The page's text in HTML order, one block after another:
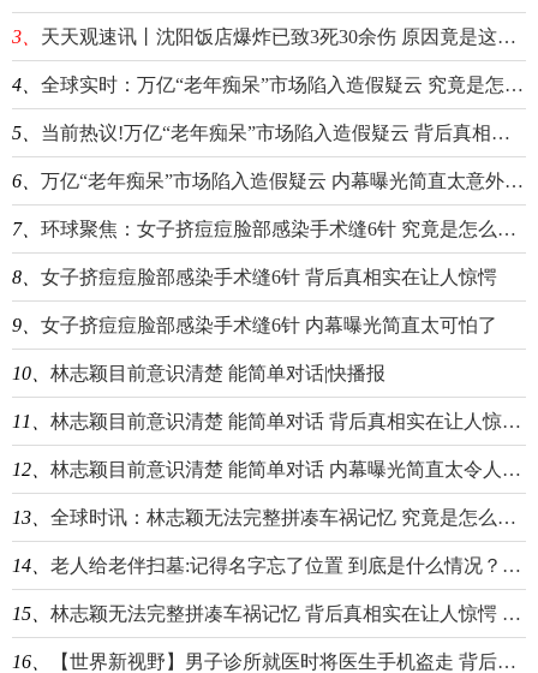
3、 天天观速讯丨沈阳饭店爆炸已致3死30余伤 原因竟是这样太惨了
4、 全球实时：万亿“老年痴呆”市场陷入造假疑云 究竟是怎么回事？
5、 当前热议!万亿“老年痴呆”市场陷入造假疑云 背后真相实在让人惊愕
6、 万亿“老年痴呆”市场陷入造假疑云 内幕曝光简直太意外了-天天看热讯
7、 环球聚焦：女子挤痘痘脸部感染手术缝6针 究竟是怎么回事？
8、 女子挤痘痘脸部感染手术缝6针 背后真相实在让人惊愕
9、 女子挤痘痘脸部感染手术缝6针 内幕曝光简直太可怕了
10、 林志颖目前意识清楚 能简单对话|快播报
11、 林志颖目前意识清楚 能简单对话 背后真相实在让人惊愕-报资讯
12、 林志颖目前意识清楚 能简单对话 内幕曝光简直太令人后怕了
13、 全球时讯：林志颖无法完整拼凑车祸记忆 究竟是怎么回事？
14、 老人给老伴扫墓:记得名字忘了位置 到底是什么情况？-当前头条
15、 林志颖无法完整拼凑车祸记忆 背后真相实在让人惊愕 天天头条
16、 【世界新视野】男子诊所就医时将医生手机盗走 背后真相实在太可恶了